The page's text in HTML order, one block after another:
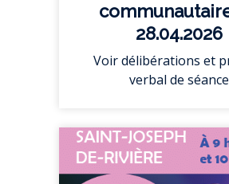
28.04.2026
Voir délibérations et
verbal de séance